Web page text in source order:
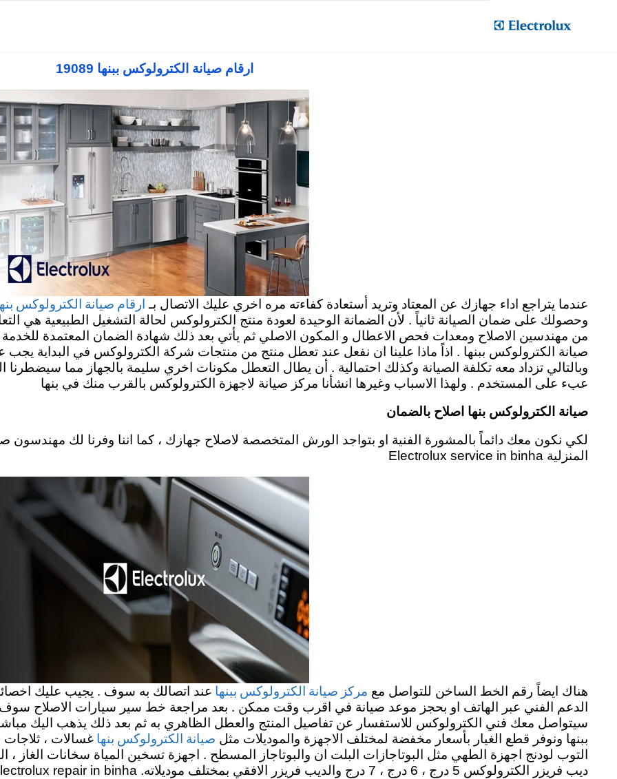
Skip
ارقام صيانة الكترولوكس ببنها 19089
عندما يتراجع اداء جهازك عن المعتاد وتريد أستعادة كفاءته مره اخري عليك الاتصال بـ ارقام صيانة الكترولوكس
وحصولك على ضمان الصيانة ثانياً . لأن الضمانة الوحيدة لعودة منتج الكترولوكس لحالة التشغيل الطبيعية هي
من مهندسين الاصلاح ومعدات فحص الاعطال و المكون الاصلي ثم يأتي بعد ذلك شهادة الضمان المعتمدة للخدمة .
صيانة الكترولوكس ببنها . اذاً ماذا علينا ان نفعل عند تعطل منتج من منتجات شركة الكترولوكس في البداية
وبالتالي تزداد معه تكلفة الصيانة وكذلك احتمالية . أن يطال التعطل مكونات اخري سليمة بالجهاز مما سيضطرنا
عبء على المستخدم . ولهذا الاسباب وغيرها انشأنا مركز صيانة لاجهزة الكترولوكس بالقرب منك في بنها
صيانة الكترولوكس بنها اصلاح بالضمان
لكي نكون معك دائماً بالمشورة الفنية او بتواجد الورش المتخصصة لاصلاح جهازك ، كما اننا وفرنا لك
المنزلية Electrolux service in binha
هناك ايضاً رقم الخط الساخن للتواصل مع مركز صيانة الكترولوكس ببنها عند اتصالك به سوف . يجيب عليك
الدعم الفني عبر الهاتف او بحجز موعد صيانة في اقرب وقت ممكن . بعد مراجعة خط سير سيارات الاصلاح سوف
سيتواصل معك فني الكترولوكس للاستفسار عن تفاصيل المنتج والعطل الظاهري به ثم بعد ذلك يذهب اليك
ببنها ونوفر قطع الغيار بأسعار مخفضة لمختلف الاجهزة والموديلات مثل صيانة الكترولوكس بنها غسالات ، ثلاجات
التوب لودنج اجهزة الطهي مثل البوتاجازات البلت ان والبوتاجاز المسطح . اجهزة تسخين المياة سخانات الغاز ،
ديب فريزر الكترولوكس 5 درج ، 6 درج ، 7 درج والديب فريزر الافقي بمختلف موديلاته. Electrolux repair in binha
صيانة سخان